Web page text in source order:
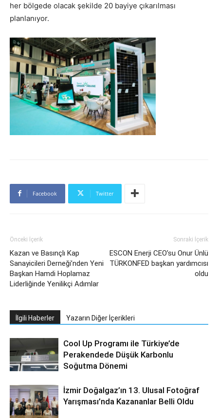
her bölgede olacak şekilde 20 bayiye çıkarılması
planlanıyor.
Facebook Twitter
Önceki İçerik
Kazan ve Basınçlı Kap
Sanayicileri Derneği’nden Yeni
Başkan Hamdi Hoplamaz
Liderliğinde Yenilikçi Adımlar
Sonraki İçerik
ESCON Enerji CEO’su Onur Ünlü
TÜRKONFED başkan yardımcısı
oldu
İlgili Haberler Yazarın Diğer İçerikleri
Cool Up Programı ile Türkiye’de
Perakendede Düşük Karbonlu
Soğutma Dönemi
İzmir Doğalgaz’ın 13. Ulusal Fotoğraf
Yarışması’nda Kazananlar Belli Oldu